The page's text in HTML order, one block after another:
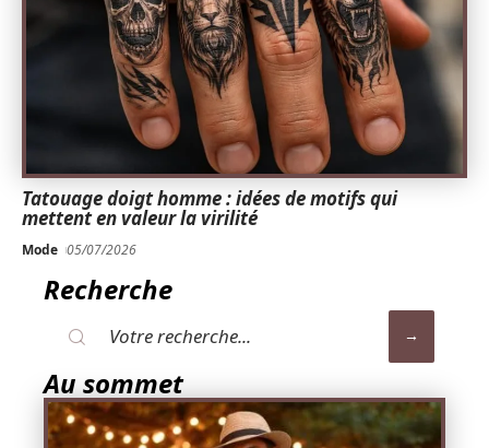
Tatouage doigt homme : idées de motifs qui
mettent en valeur la virilité
Mode 05/07/2026
Recherche
Au sommet